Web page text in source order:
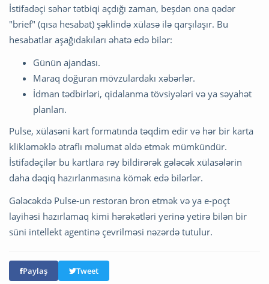
İstifadəçi səhər tətbiqi açdığı zaman, beşdən ona qədər
"brief" (qısa hesabat) şəklində xülasə ilə qarşılaşır. Bu
hesabatlar aşağıdakıları əhatə edə bilər:
Günün ajandası.
Maraq doğuran mövzulardakı xəbərlər.
İdman tədbirləri, qidalanma tövsiyələri və ya səyahət
planları.
Pulse, xülasəni kart formatında təqdim edir və hər bir karta
klikləməklə ətraflı məlumat əldə etmək mümkündür.
İstifadəçilər bu kartlara rəy bildirərək gələcək xülasələrin
daha dəqiq hazırlanmasına kömək edə bilərlər.
Gələcəkdə Pulse-un restoran bron etmək və ya e-poçt
layihəsi hazırlamaq kimi hərəkətləri yerinə yetirə bilən bir
süni intellekt agentinə çevrilməsi nəzərdə tutulur.
Paylaş Tweet